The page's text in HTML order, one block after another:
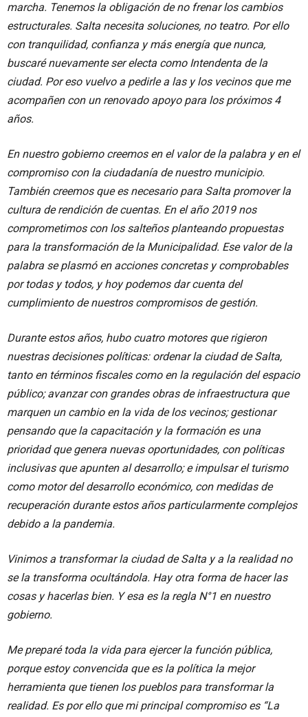
marcha. Tenemos la obligación de no frenar los cambios
estructurales. Salta necesita soluciones, no teatro. Por ello
con tranquilidad, confianza y más energía que nunca,
buscaré nuevamente ser electa como Intendenta de la
ciudad. Por eso vuelvo a pedirle a las y los vecinos que me
acompañen con un renovado apoyo para los próximos 4
años.
En nuestro gobierno creemos en el valor de la palabra y en el
compromiso con la ciudadanía de nuestro municipio.
También creemos que es necesario para Salta promover la
cultura de rendición de cuentas. En el año 2019 nos
comprometimos con los salteños planteando propuestas
para la transformación de la Municipalidad. Ese valor de la
palabra se plasmó en acciones concretas y comprobables
por todas y todos, y hoy podemos dar cuenta del
cumplimiento de nuestros compromisos de gestión.
Durante estos años, hubo cuatro motores que rigieron
nuestras decisiones políticas: ordenar la ciudad de Salta,
tanto en términos fiscales como en la regulación del espacio
público; avanzar con grandes obras de infraestructura que
marquen un cambio en la vida de los vecinos; gestionar
pensando que la capacitación y la formación es una
prioridad que genera nuevas oportunidades, con políticas
inclusivas que apunten al desarrollo; e impulsar el turismo
como motor del desarrollo económico, con medidas de
recuperación durante estos años particularmente complejos
debido a la pandemia.
Vinimos a transformar la ciudad de Salta y a la realidad no
se la transforma ocultándola. Hay otra forma de hacer las
cosas y hacerlas bien. Y esa es la regla N°1 en nuestro
gobierno.
Me preparé toda la vida para ejercer la función pública,
porque estoy convencida que es la política la mejor
herramienta que tienen los pueblos para transformar la
realidad. Es por ello que mi principal compromiso es “La